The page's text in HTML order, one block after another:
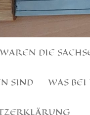
DIE
SIND WAS BEI